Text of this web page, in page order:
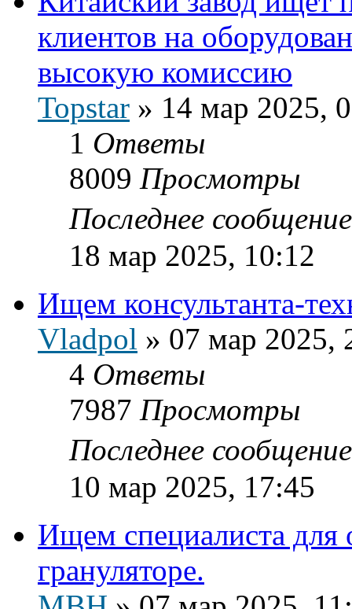
клиентов на
высокую комиссию
Topstar » 14 мар 2025,
1 Ответы
8009 Просмотры
Последнее
18 мар 2025, 10:12
Ищем консультанта-
Vladpol » 07 мар 2025,
4 Ответы
7987 Просмотры
Последнее
10 мар 2025, 17:45
Ищем специалиста для
грануляторе.